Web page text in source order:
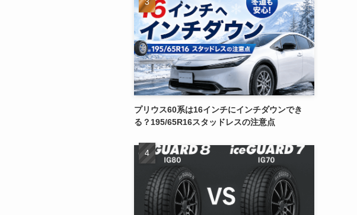
プリウス60系は16インチにインチダウンでき
る？195/65R16スタッドレスの注意点